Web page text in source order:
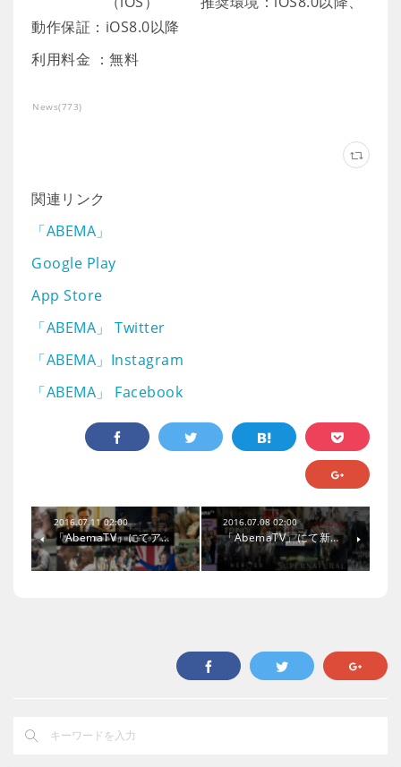
動作保証：iOS8.0以降
​利用料金 ：無料
News(773)
関連リンク
「ABEMA」
Google Play
App Store
「ABEMA」 Twitter
「ABEMA」Instagram
「ABEMA」 Facebook
2016.07.11 02:00
「AbemaTV」にてア…
2016.07.08 02:00
「AbemaTV」にて新…